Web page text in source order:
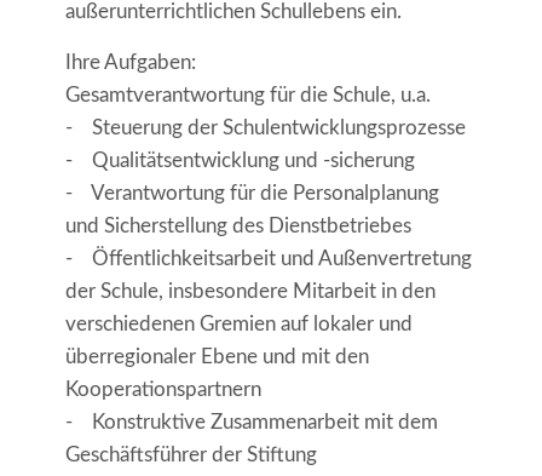
außerunterrichtlichen Schullebens ein.
Ihre Aufgaben:
Gesamtverantwortung für die Schule, u.a.
- Steuerung der Schulentwicklungsprozesse
- Qualitätsentwicklung und -sicherung
- Verantwortung für die Personalplanung
und Sicherstellung des Dienstbetriebes
- Öffentlichkeitsarbeit und Außenvertretung
der Schule, insbesondere Mitarbeit in den
verschiedenen Gremien auf lokaler und
überregionaler Ebene und mit den
Kooperationspartnern
- Konstruktive Zusammenarbeit mit dem
Geschäftsführer der Stiftung